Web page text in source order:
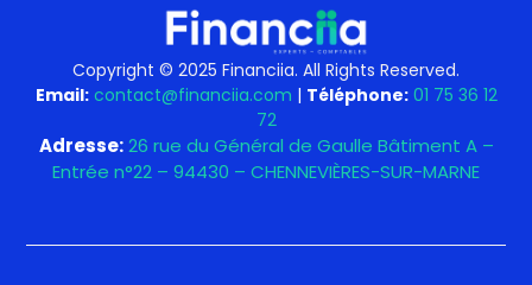
Copyright © 2025 Financiia. All Rights Reserved.
Email: contact@financiia.com | Téléphone: 01 75 36 12
72
Adresse: 26 rue du Général de Gaulle Bâtiment A –
Entrée n°22 – 94430 – CHENNEVIÈRES-SUR-MARNE